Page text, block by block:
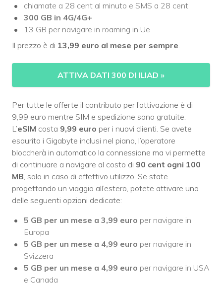
chiamate a 28 cent al minuto e SMS a 28 cent
300 GB in 4G/4G+
13 GB per navigare in roaming in Ue
Il prezzo è di 13,99 euro al mese per sempre.
ATTIVA DATI 300 DI ILIAD »
Per tutte le offerte il contributo per l’attivazione è di
9,99 euro mentre SIM e spedizione sono gratuite.
L’eSIM costa 9,99 euro per i nuovi clienti. Se avete
esaurito i Gigabyte inclusi nel piano, l’operatore
bloccherà in automatico la connessione ma vi permette
di continuare a navigare al costo di 90 cent ogni 100
MB, solo in caso di effettivo utilizzo. Se state
progettando un viaggio all’estero, potete attivare una
delle seguenti opzioni dedicate:
5 GB per un mese a 3,99 euro per navigare in
Europa
5 GB per un mese a 4,99 euro per navigare in
Svizzera
5 GB per un mese a 4,99 euro per navigare in USA
e Canada